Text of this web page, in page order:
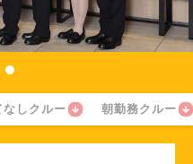
なしクルー 朝勤務クルー